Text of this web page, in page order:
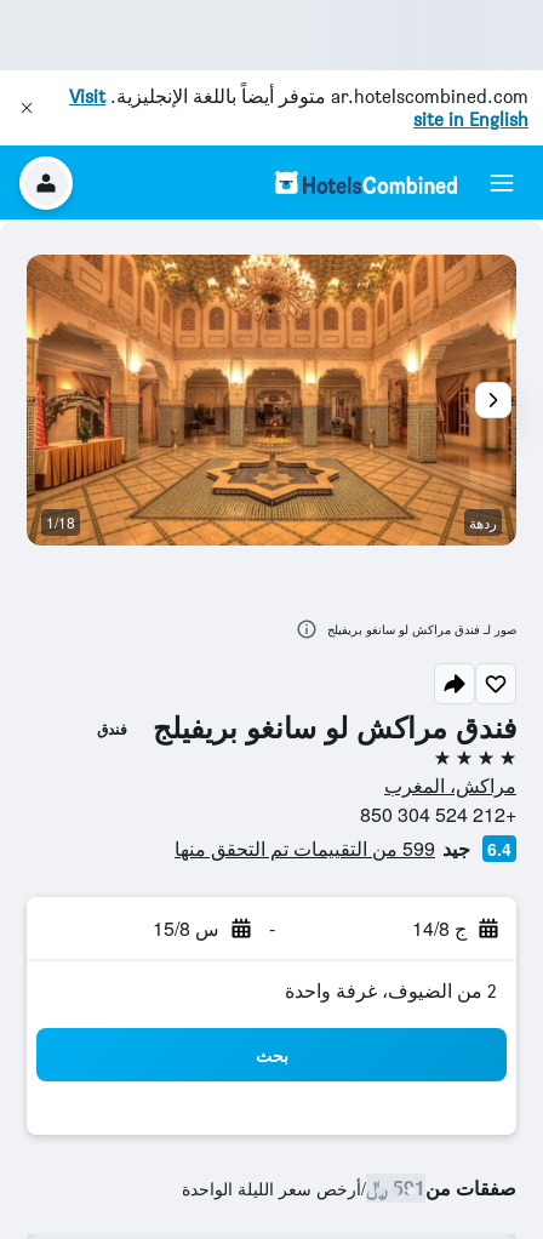
ar.hotelscombined.com متوفر أيضاً باللغة الإنجليزية.Visit
site in English
فندق مراكش لو سانغو بريفيلج فندق
4 نجوم
مراكش، المغرب
+212 524 304 850
6.4 جيد 599 من التقييمات تم التحقق منها
ج 14/8 - س 15/8
2 من الضيوف، غرفة واحدة
بحث
صفقات من591 ﷼ /أرخص سعر الليلة الواحدة
ردهة 1/18
صور لـ فندق مراكش لو سانغو بريفيلج